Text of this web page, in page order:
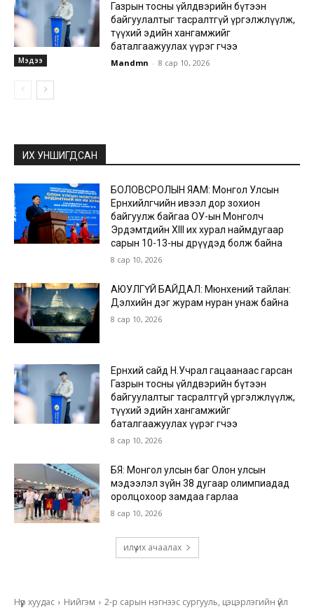
Мэдээ
Газрын тосны үйлдвэрийн бүтээн
байгуулалтыг тасралтгүй үргэлжлүүлж,
түүхий эдийн хангамжийг
баталгаажуулах үүрэг өгчээ
Mandmn - 8 сар 10, 2026
ИХ УНШИГДСАН
БОЛОВСРОЛЫН ЯАМ: Монгол Улсын
Ерөнхийлөгчийн ивээл дор зохион
байгуулж байгаа ОУ-ын Монголч
Эрдэмтдийн XIII их хурал наймдугаар
сарын 10-13-ны өдрүүдэд болж байна
8 сар 10, 2026
АЮУЛГҮЙ БАЙДАЛ: Мюнхений тайлан:
Дэлхийн дэг журам нуран унаж байна
8 сар 10, 2026
Ерөнхий сайд Н.Учрал гацаанаас гарсан
Газрын тосны үйлдвэрийн бүтээн
байгуулалтыг тасралтгүй үргэлжлүүлж,
түүхий эдийн хангамжийг
баталгаажуулах үүрэг өгчээ
8 сар 10, 2026
БЯ: Монгол улсын баг Олон улсын
мэдээлэл зүйн 38 дугаар олимпиадад
оролцохоор замдаа гарлаа
8 сар 10, 2026
илүү их ачаалах